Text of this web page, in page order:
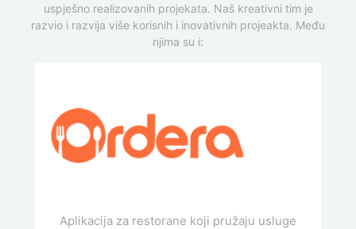
uspješno realizovanih projekata. Naš kreativni tim je
razvio i razvija više korisnih i inovativnih projeakta. Među
njima su i:
Aplikacija za restorane koji pružaju usluge